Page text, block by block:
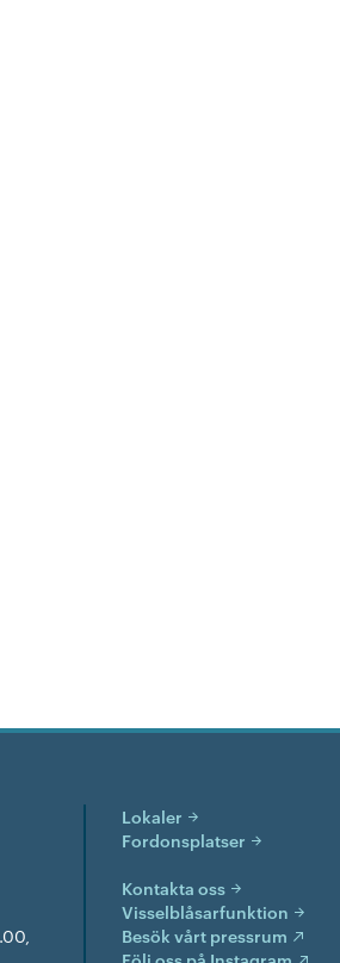
Lokaler
Fordonsplatser
Kontakta oss
Visselblåsarfunktion
Besök vårt pressrum